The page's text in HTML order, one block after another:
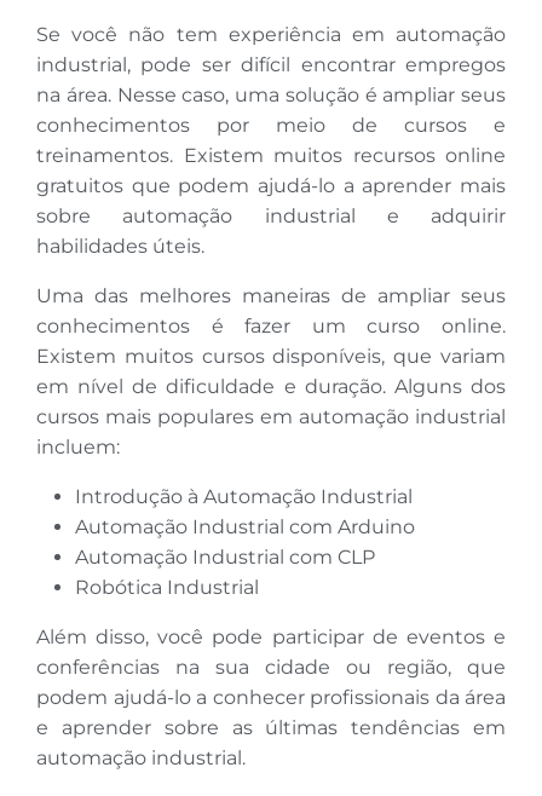
Se você não tem experiência em automação
industrial, pode ser difícil encontrar empregos
na área. Nesse caso, uma solução é ampliar seus
conhecimentos por meio de cursos e
treinamentos. Existem muitos recursos online
gratuitos que podem ajudá-lo a aprender mais
sobre automação industrial e adquirir
habilidades úteis.
Uma das melhores maneiras de ampliar seus
conhecimentos é fazer um curso online.
Existem muitos cursos disponíveis, que variam
em nível de dificuldade e duração. Alguns dos
cursos mais populares em automação industrial
incluem:
Introdução à Automação Industrial
Automação Industrial com Arduino
Automação Industrial com CLP
Robótica Industrial
Além disso, você pode participar de eventos e
conferências na sua cidade ou região, que
podem ajudá-lo a conhecer profissionais da área
e aprender sobre as últimas tendências em
automação industrial.